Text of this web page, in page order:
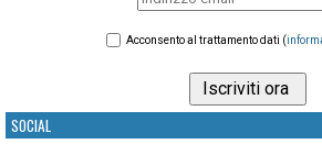
Acconsento al trattamento dati (
SOCIAL